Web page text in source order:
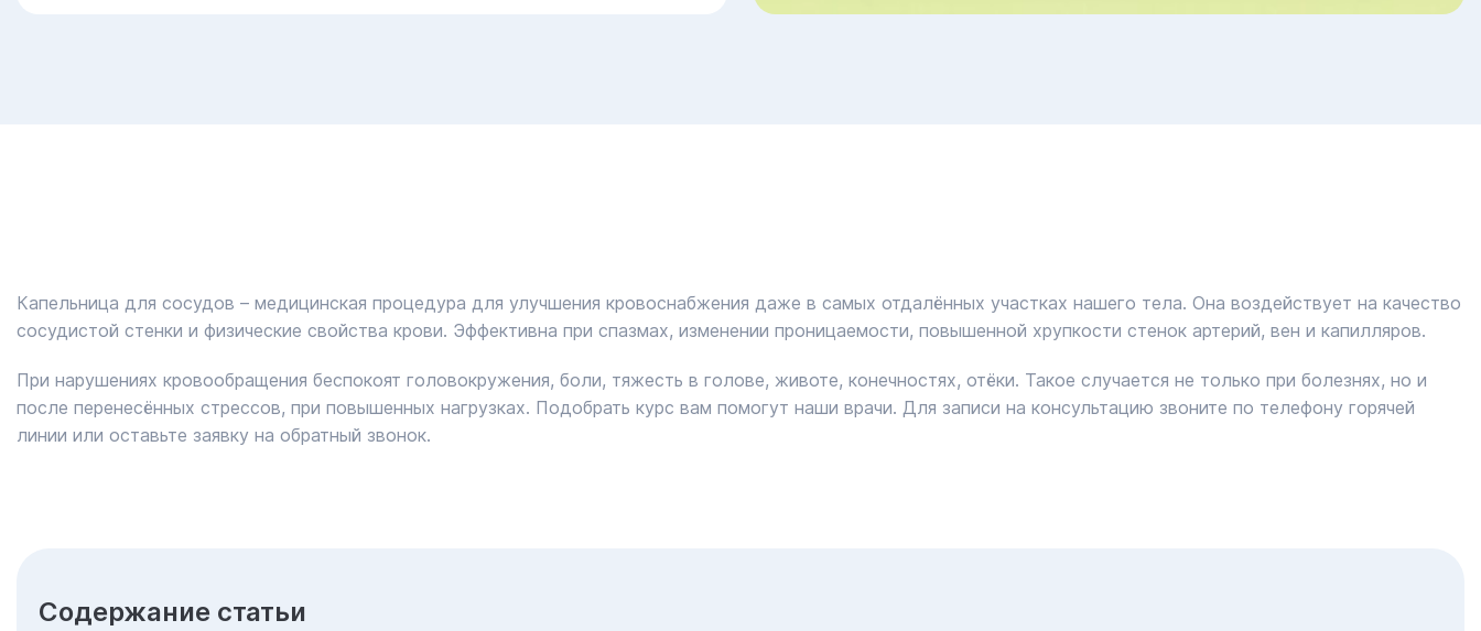
Капельница для сосудов – медицинская процедура для улучшения кровоснабжения даже в самых отдалённых участках нашего тела. Она воздействует на качество
сосудистой стенки и физические свойства крови. Эффективна при спазмах, изменении проницаемости, повышенной хрупкости стенок артерий, вен и капилляров.
При нарушениях кровообращения беспокоят головокружения, боли, тяжесть в голове, животе, конечностях, отёки. Такое случается не только при болезнях, но и
после перенесённых стрессов, при повышенных нагрузках. Подобрать курс вам помогут наши врачи. Для записи на консультацию звоните по телефону горячей
линии или оставьте заявку на обратный звонок.
Cодержание статьи